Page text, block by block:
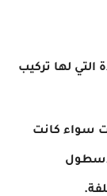
التي لها تركيب
سواء كانت